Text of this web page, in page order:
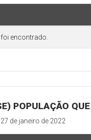
encontrado.
POPULAÇÃO
27 de janeiro de 2022